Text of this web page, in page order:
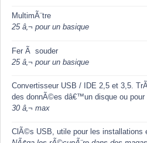
MultimÃ¨tre
25 â‚¬ pour un basique
Fer Ã souder
25 â‚¬ pour un basique
Convertisseur USB / IDE 2,5 et 3,5.
des donnÃ©es dâ€™un disque ou
30 â‚¬ max
ClÃ©s USB, utile pour les installations